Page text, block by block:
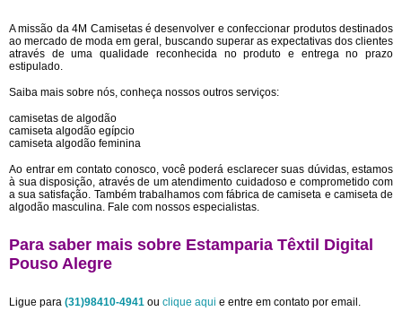
A missão da 4M Camisetas é desenvolver e confeccionar produtos destinados
ao mercado de moda em geral, buscando superar as expectativas dos clientes
através de uma qualidade reconhecida no produto e entrega no prazo
estipulado.
Saiba mais sobre nós, conheça nossos outros serviços:
camisetas de algodão
camiseta algodão egípcio
camiseta algodão feminina
Ao entrar em contato conosco, você poderá esclarecer suas dúvidas, estamos
à sua disposição, através de um atendimento cuidadoso e comprometido com
a sua satisfação. Também trabalhamos com fábrica de camiseta e camiseta de
algodão masculina. Fale com nossos especialistas.
Para saber mais sobre Estamparia Têxtil Digital
Pouso Alegre
Ligue para (31)98410-4941 ou clique aqui e entre em contato por email.